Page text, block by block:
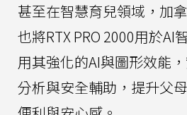
甚至在智慧育兒領域，加
也將RTX PRO 2000用於AI
用其強化的AI與圖形效能
分析與安全輔助，提升父